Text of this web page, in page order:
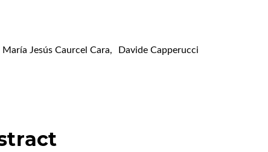
María Jesús Caurcel Cara, Davide Capperucci